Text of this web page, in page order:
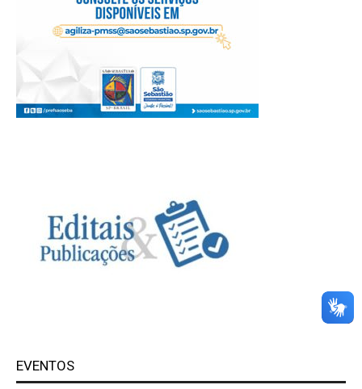
EVENTOS